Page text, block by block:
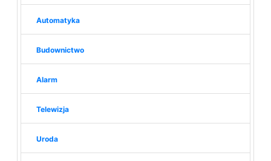
Automatyka
Budownictwo
Alarm
Telewizja
Uroda